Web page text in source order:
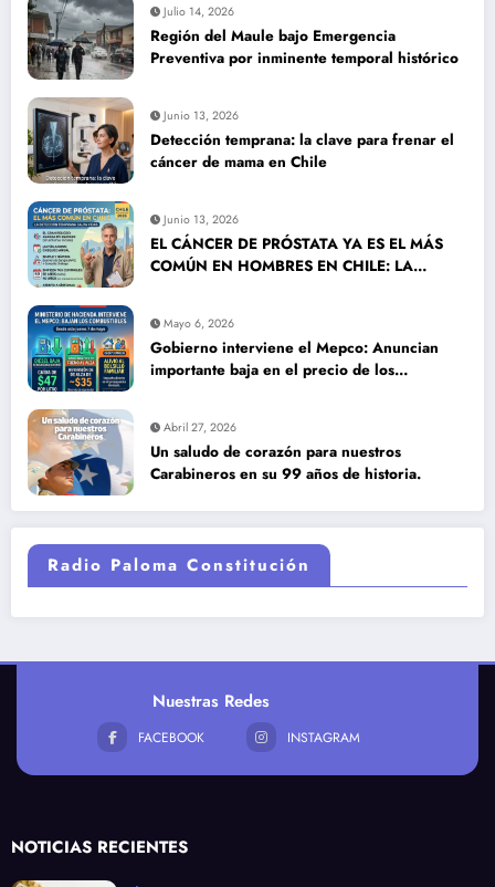
Julio 14, 2026
Región del Maule bajo Emergencia
Preventiva por inminente temporal histórico
Junio 13, 2026
Detección temprana: la clave para frenar el
cáncer de mama en Chile
Junio 13, 2026
EL CÁNCER DE PRÓSTATA YA ES EL MÁS
COMÚN EN HOMBRES EN CHILE: LA
Mayo 6, 2026
Gobierno interviene el Mepco: Anuncian
importante baja en el precio de los
Abril 27, 2026
Un saludo de corazón para nuestros
Carabineros en su 99 años de historia.
Radio Paloma Constitución
Nuestras Redes
FACEBOOK INSTAGRAM
NOTICIAS RECIENTES